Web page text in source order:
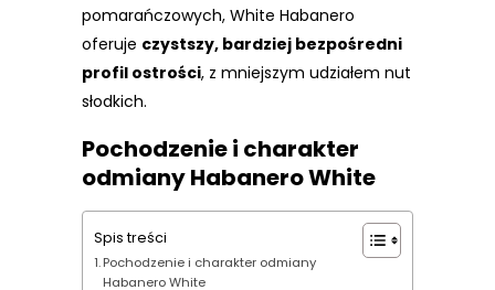
pomarańczowych, White Habanero
oferuje czystszy, bardziej bezpośredni
profil ostrości, z mniejszym udziałem nut
słodkich.
Pochodzenie i charakter
odmiany Habanero White
Spis treści
Pochodzenie i charakter odmiany
Habanero White